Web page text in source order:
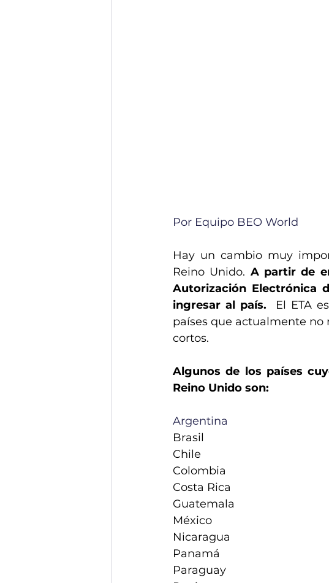
Por Equipo BEO World
Hay un cambio muy
Reino Unido. A partir de
Autorización Electrónica
ingresar al país. El ETA
países que actualmente no
cortos.
Algunos de los países
Reino Unido son:
Argentina
Brasil
Chile
Colombia
Costa Rica
Guatemala
México
Nicaragua
Panamá
Paraguay